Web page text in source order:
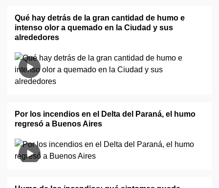
Qué hay detrás de la gran cantidad de humo e
intenso olor a quemado en la Ciudad y sus
alrededores
Por los incendios en el Delta del Paraná, el humo
regresó a Buenos Aires